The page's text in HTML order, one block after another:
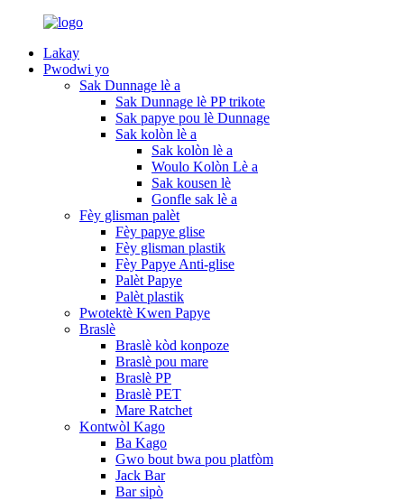
Lakay
Pwodwi yo
Sak Dunnage lè a
Sak Dunnage lè PP trikote
Sak papye pou lè Dunnage
Sak kolòn lè a
Sak kolòn lè a
Woulo Kolòn Lè a
Sak kousen lè
Gonfle sak lè a
Fèy glisman palèt
Fèy papye glise
Fèy glisman plastik
Fèy Papye Anti-glise
Palèt Papye
Palèt plastik
Pwotektè Kwen Papye
Braslè
Braslè kòd konpoze
Braslè pou mare
Braslè PP
Braslè PET
Mare Ratchet
Kontwòl Kago
Ba Kago
Gwo bout bwa pou platfòm
Jack Bar
Bar sipò